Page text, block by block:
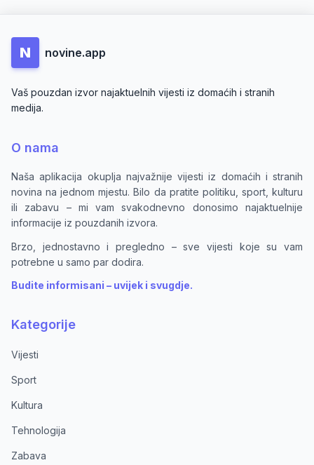
N novine.app
Vaš pouzdan izvor najaktuelnih vijesti iz domaćih i stranih
medija.
O nama
Naša aplikacija okuplja najvažnije vijesti iz domaćih i stranih
novina na jednom mjestu. Bilo da pratite politiku, sport, kulturu
ili zabavu – mi vam svakodnevno donosimo najaktuelnije
informacije iz pouzdanih izvora.
Brzo, jednostavno i pregledno – sve vijesti koje su vam
potrebne u samo par dodira.
Budite informisani – uvijek i svugdje.
Kategorije
Vijesti
Sport
Kultura
Tehnologija
Zabava